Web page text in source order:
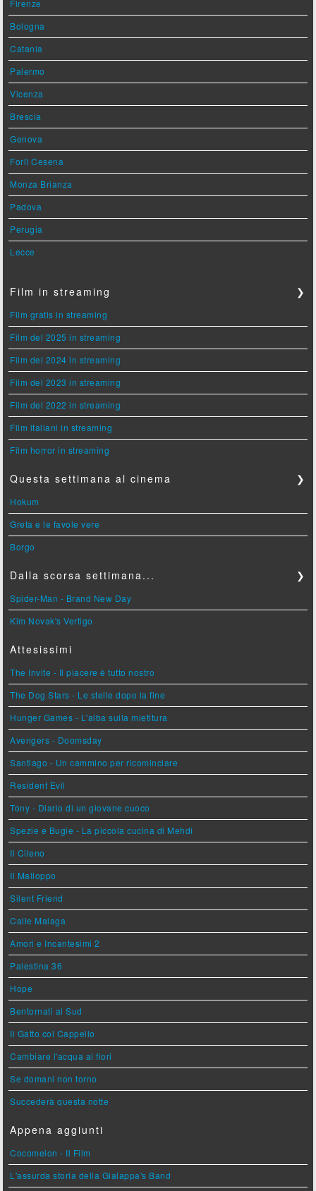
Firenze
Bologna
Catania
Palermo
Vicenza
Brescia
Genova
Forlì Cesena
Monza Brianza
Padova
Perugia
Lecce
Film in streaming ❯
Film gratis in streaming
Film del 2025 in streaming
Film del 2024 in streaming
Film del 2023 in streaming
Film del 2022 in streaming
Film italiani in streaming
Film horror in streaming
Questa settimana al cinema ❯
Hokum
Greta e le favole vere
Borgo
Dalla scorsa settimana... ❯
Spider-Man - Brand New Day
Kim Novak's Vertigo
Attesissimi
The Invite - Il piacere è tutto nostro
The Dog Stars - Le stelle dopo la fine
Hunger Games - L'alba sulla mietitura
Avengers - Doomsday
Santiago - Un cammino per ricominciare
Resident Evil
Tony - Diario di un giovane cuoco
Spezie e Bugie - La piccola cucina di Mehdi
Il Cileno
Il Malloppo
Silent Friend
Calle Malaga
Amori e Incantesimi 2
Palestina 36
Hope
Bentornati al Sud
Il Gatto col Cappello
Cambiare l'acqua ai fiori
Se domani non torno
Succederà questa notte
Appena aggiunti
Cocomelon - Il Film
L'assurda storia della Gialappa's Band